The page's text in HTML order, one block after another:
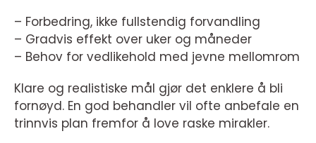
– Forbedring, ikke fullstendig forvandling
– Gradvis effekt over uker og måneder
– Behov for vedlikehold med jevne mellomrom
Klare og realistiske mål gjør det enklere å bli
fornøyd. En god behandler vil ofte anbefale en
trinnvis plan fremfor å love raske mirakler.